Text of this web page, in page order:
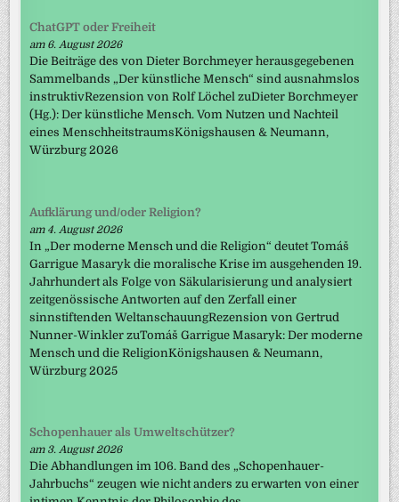
ChatGPT oder Freiheit
am 6. August 2026
Die Beiträge des von Dieter Borchmeyer herausgegebenen
Sammelbands „Der künstliche Mensch“ sind ausnahmslos
instruktivRezension von Rolf Löchel zuDieter Borchmeyer
(Hg.): Der künstliche Mensch. Vom Nutzen und Nachteil
eines MenschheitstraumsKönigshausen & Neumann,
Würzburg 2026
Aufklärung und/oder Religion?
am 4. August 2026
In „Der moderne Mensch und die Religion“ deutet Tomáš
Garrigue Masaryk die moralische Krise im ausgehenden 19.
Jahrhundert als Folge von Säkularisierung und analysiert
zeitgenössische Antworten auf den Zerfall einer
sinnstiftenden WeltanschauungRezension von Gertrud
Nunner-Winkler zuTomáš Garrigue Masaryk: Der moderne
Mensch und die ReligionKönigshausen & Neumann,
Würzburg 2025
Schopenhauer als Umweltschützer?
am 3. August 2026
Die Abhandlungen im 106. Band des „Schopenhauer-
Jahrbuchs“ zeugen wie nicht anders zu erwarten von einer